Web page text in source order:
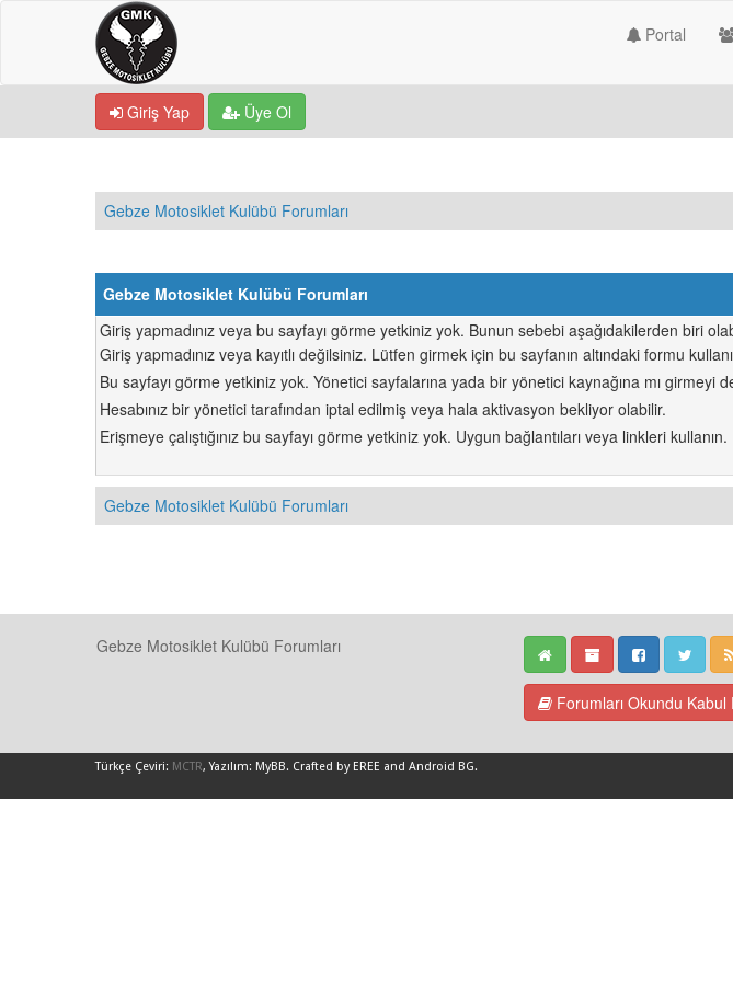
Portal
Giriş Yap Üye Ol
Gebze Motosiklet Kulübü Forumları
Gebze Motosiklet Kulübü Forumları
Giriş yapmadınız veya bu sayfayı görme yetkiniz yok. Bunun sebebi aşağıdakilerden biri
Giriş yapmadınız veya kayıtlı değilsiniz. Lütfen girmek için bu sayfanın altındaki formu
Bu sayfayı görme yetkiniz yok. Yönetici sayfalarına yada bir yönetici kaynağına mı
Hesabınız bir yönetici tarafından iptal edilmiş veya hala aktivasyon bekliyor olabilir.
Erişmeye çalıştığınız bu sayfayı görme yetkiniz yok. Uygun bağlantıları veya linkleri kullanın.
Gebze Motosiklet Kulübü Forumları
Gebze Motosiklet Kulübü Forumları
Forumları Okundu Kabul
Türkçe Çeviri: MCTR, Yazılım: MyBB. Crafted by EREE and Android BG.